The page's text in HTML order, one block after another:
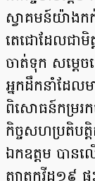
ស្វាគមន៍យ៉ាងក
តេជោដែលជាមិ
ចាត់ទុក សម្តេ
អ្នកដឹកនាំដែល
ពិសោធន៍កម្ររក
កិច្ចសហប្រតិបត្តិ
ឯកឧត្តម បាន